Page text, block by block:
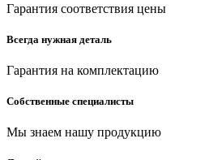
Гарантия соответствия цены
Всегда нужная деталь
Гарантия на комплектацию
Собственные специалисты
Мы знаем нашу продукцию